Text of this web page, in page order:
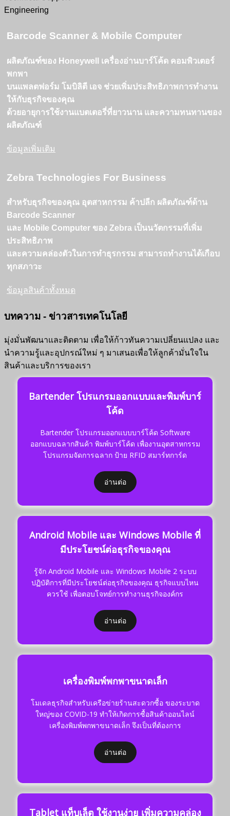
Engineering
Barcode Scanner & Mobile Computer
ผลิตภัณฑ์ของ Honeywell เครื่องอ่านบาร์โค้ด คอมพิวเตอร์
พกพา
บนแพลตฟอร์ม โมบิลิตี เอจ ช่วยเพิ่มประสิทธิภาพการทำงาน
ให้กับธุรกิจของคุณ
ด้วยอายุการใช้งานแบตเตอรี่ที่ยาวนาน และความทนทานของ
ผลิตภัณฑ์
ข้อมูลเพิ่มเติม
Zebra Technologies For Business
สำหรับธุรกิจของคุณ อุตสาหกรรม ค้าปลีก ผลิตภัณฑ์ด้าน
Barcode Scanner
และ Mobile Computer ของ Zebra เป็นนวัตกรรมที่เพิ่ม
ประสิทธิภาพ
และความคล่องตัวในการทำธุรกรรม สามารถทำงานได้เกือบ
ทุกสภาวะ
ข้อมูลสินค้าทั้งหมด
บทความ - ข่าวสารเทคโนโลยี
มุ่งมั่นพัฒนาและติดตาม เพื่อให้ก้าวทันความเปลี่ยนแปลง และ
นำความรู้และอุปกรณ์ใหม่ ๆ มาเสนอเพื่อให้ลูกค้ามั่นใจใน
สินค้าและบริการของเรา
Bartender โปรแกรมออกแบบและพิมพ์บาร์
โค้ด
Bartender โปรแกรมออกแบบบาร์โค้ด Software
ออกแบบฉลากสินค้า พิมพ์บาร์โค้ด เพื่องานอุตสาหกรรม
โปรแกรมจัดการฉลาก ป้าย RFID สมาร์ทการ์ด
อ่านต่อ
Android Mobile และ Windows Mobile ที่
มีประโยชน์ต่อธุรกิจของคุณ
รู้จัก Android Mobile และ Windows Mobile 2 ระบบ
ปฏิบัติการที่มีประโยชน์ต่อธุรกิจของคุณ ธุรกิจแบบไหน
ควรใช้ เพื่อตอบโจทย์การทำงานธุรกิจองค์กร
อ่านต่อ
เครื่องพิมพ์พกพาขนาดเล็ก
โมเดลธุรกิจสำหรับเครือข่ายร้านสะดวกซื้อ ของระบาด
ใหญ่ของ COVID-19 ทำให้เกิดการซื้อสินค้าออนไลน์
เครื่องพิมพ์พกพาขนาดเล็ก จึงเป็นที่ต้องการ
อ่านต่อ
Tablet แท็บเล็ต ใช้งานง่าย เพิ่มความคล่อง